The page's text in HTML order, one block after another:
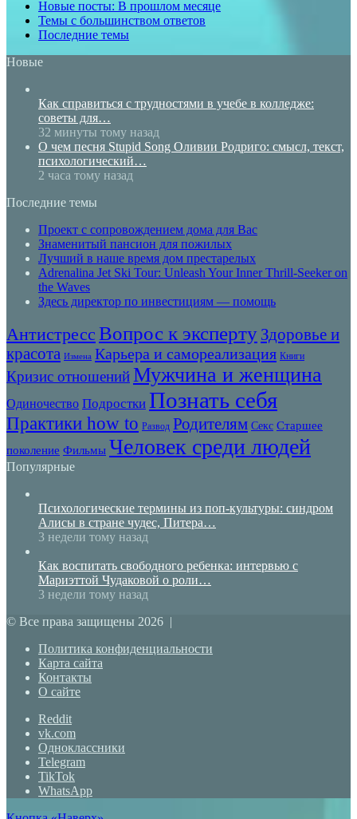
Новые посты: В прошлом месяце
Темы с большинством ответов
Последние темы
Новые
Как справиться с трудностями в учебе в колледже:
советы для…
32 минуты тому назад
О чем песня Stupid Song Оливии Родриго: смысл, текст,
психологический…
2 часа тому назад
Последние темы
Проект с сопровождением дома для Вас
Знаменитый пансион для пожилых
Лучший в наше время дом престарелых
Adrenalina Jet Ski Tour: Unleash Your Inner Thrill-Seeker on
the Waves
Здесь директор по инвестициям — помощь
Антистресс Вопрос к эксперту Здоровье и
красота Измена Карьера и самореализация Книги
Кризис отношений Мужчина и женщина
Одиночество Подростки Познать себя
Практики how to Развод Родителям Секс Старшее
поколение Фильмы Человек среди людей
Популярные
Психологические термины из поп-культуры: синдром
Алисы в стране чудес, Питера…
3 недели тому назад
Как воспитать свободного ребенка: интервью с
Мариэттой Чудаковой о роли…
3 недели тому назад
© Все права защищены 2026 |
Политика конфиденциальности
Карта сайта
Контакты
О сайте
Reddit
vk.com
Одноклассники
Telegram
TikTok
WhatsApp